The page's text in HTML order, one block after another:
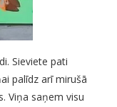
Sieviete pati
palīdz arī mirušā
Viņa saņem visu